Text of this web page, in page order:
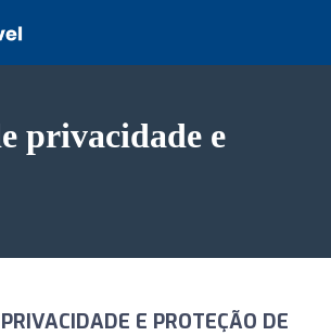
privacidade e
E PROTEÇÃO DE